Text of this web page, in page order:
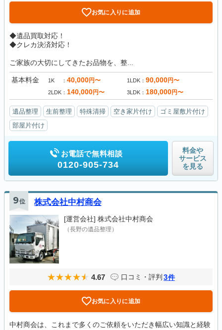
お気に入りに追加
◆遺品買取対応！
◆クレカ決済対応！
ご家族の大切にしてきたお品物を、整...
基本料金 1K 40,000円〜 1LDK 90,000円〜
2LDK 140,000円〜 3LDK 180,000円〜
遺品整理 生前整理 特殊清掃 空き家片付け
ゴミ屋敷片付け
部屋片付け
お電話で無料相談
0120-905-734
料金や
サービス
を見る
9位 株式会社中村商会
[運営会社] 株式会社中村商会
（長野の遺品整理）
4.67 口コミ・評判 3件
お気に入りに追加
中村商会は、これまで多くのご依頼をいただき幅広い知識と経験